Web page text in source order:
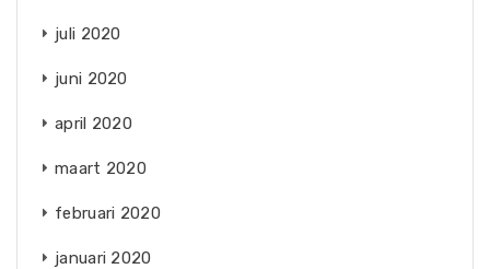
juli 2020
juni 2020
april 2020
maart 2020
februari 2020
januari 2020